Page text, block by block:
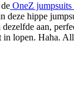
OneZ
deze hippe
aan,
lopen. Haha.